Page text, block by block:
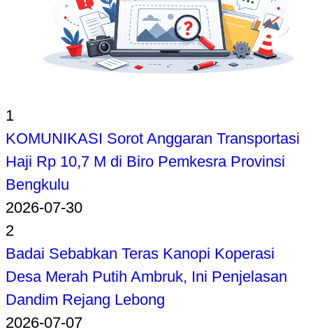
1
KOMUNIKASI Sorot Anggaran Transportasi
Haji Rp 10,7 M di Biro Pemkesra Provinsi
Bengkulu
2026-07-30
2
Badai Sebabkan Teras Kanopi Koperasi
Desa Merah Putih Ambruk, Ini Penjelasan
Dandim Rejang Lebong
2026-07-07